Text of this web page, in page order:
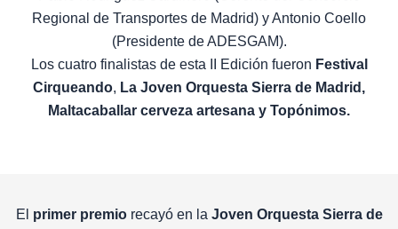
Regional de Transportes de Madrid) y Antonio Coello
(Presidente de ADESGAM).
Los cuatro finalistas de esta II Edición fueron Festival
Cirqueando, La Joven Orquesta Sierra de Madrid,
Maltacaballar cerveza artesana y Topónimos.
El primer premiorecayó en la Joven Orquesta Sierra de